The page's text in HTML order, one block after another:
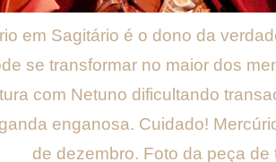
em Sagitário é o dono da
se transformar no maior dos
com Netuno dificultando
enganosa. Cuidado!
de dezembro. Foto da peça de